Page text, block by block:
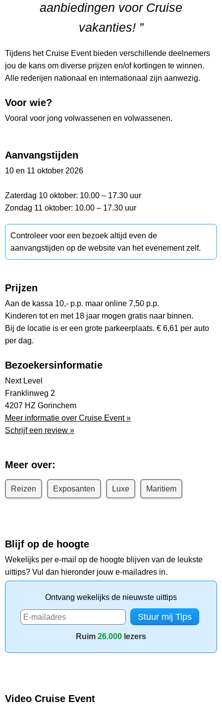
aanbiedingen voor Cruise
vakanties! ”
Tijdens het Cruise Event bieden verschillende deelnemers
jou de kans om diverse prijzen en/of kortingen te winnen.
Alle rederijen nationaal en internationaal zijn aanwezig.
Voor wie?
Vooral voor jong volwassenen en volwassenen.
Aanvangstijden
10 en 11 oktober 2026
Zaterdag 10 oktober: 10.00 – 17.30 uur
Zondag 11 oktober: 10.00 – 17.30 uur
Controleer voor een bezoek altijd even de
aanvangstijden op de website van het evenement zelf.
Prijzen
Aan de kassa 10,- p.p. maar online 7,50 p.p.
Kinderen tot en met 18 jaar mogen gratis naar binnen.
Bij de locatie is er een grote parkeerplaats. € 6,61 per auto
per dag.
Bezoekersinformatie
Next Level
Franklinweg 2
4207 HZ Gorinchem
Meer informatie over Cruise Event »
Schrijf een review »
Meer over:
Reizen Exposanten Luxe Maritiem
Blijf op de hoogte
Wekelijks per e-mail op de hoogte blijven van de leukste
uittips? Vul dan hieronder jouw e-mailadres in.
Ontvang wekelijks de nieuwste uittips
Ruim 26.000 lezers
Video Cruise Event